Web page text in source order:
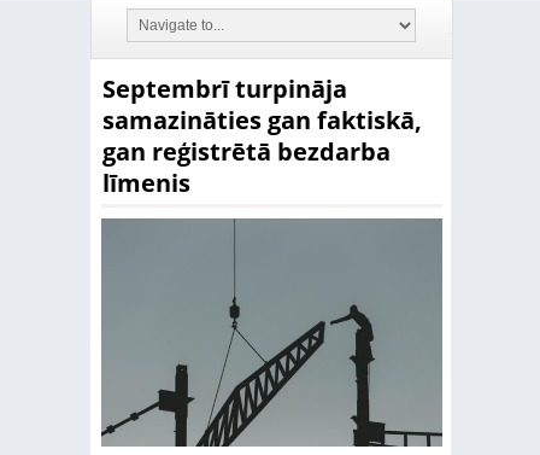
Septembrī turpināja
samazināties gan faktiskā,
gan reģistrētā bezdarba
līmenis